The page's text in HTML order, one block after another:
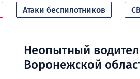
Атаки беспилотников
Неопытный
Воронежской